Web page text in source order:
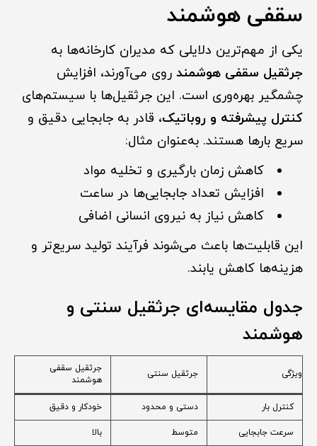
سقفی هوشمند
یکی از مهم‌ترین دلایلی که مدیران کارخانه‌ها به
جرثقیل سقفی هوشمند روی می‌آورند، افزایش
چشمگیر بهره‌وری است. این جرثقیل‌ها با سیستم‌های
کنترل پیشرفته و روباتیک، قادر به جابجایی دقیق و
سریع بارها هستند. به‌عنوان مثال:
کاهش زمان بارگیری و تخلیه مواد
افزایش تعداد جابجایی‌ها در ساعت
کاهش نیاز به نیروی انسانی اضافی
این قابلیت‌ها باعث می‌شوند فرآیند تولید سریع‌تر و
هزینه‌ها کاهش یابند.
جدول مقایسه‌ای جرثقیل سنتی و
هوشمند
ویژگی جرثقیل سنتی
جرثقیل سقفی
هوشمند
کنترل بار دستی و محدود خودکار و دقیق
سرعت جابجایی متوسط بالا